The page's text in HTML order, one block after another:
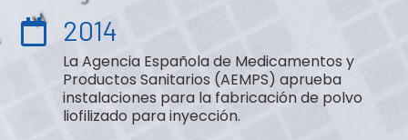
2014
La Agencia Española de Medicamentos y
Productos Sanitarios (AEMPS) aprueba
instalaciones para la fabricación de polvo
liofilizado para inyección.